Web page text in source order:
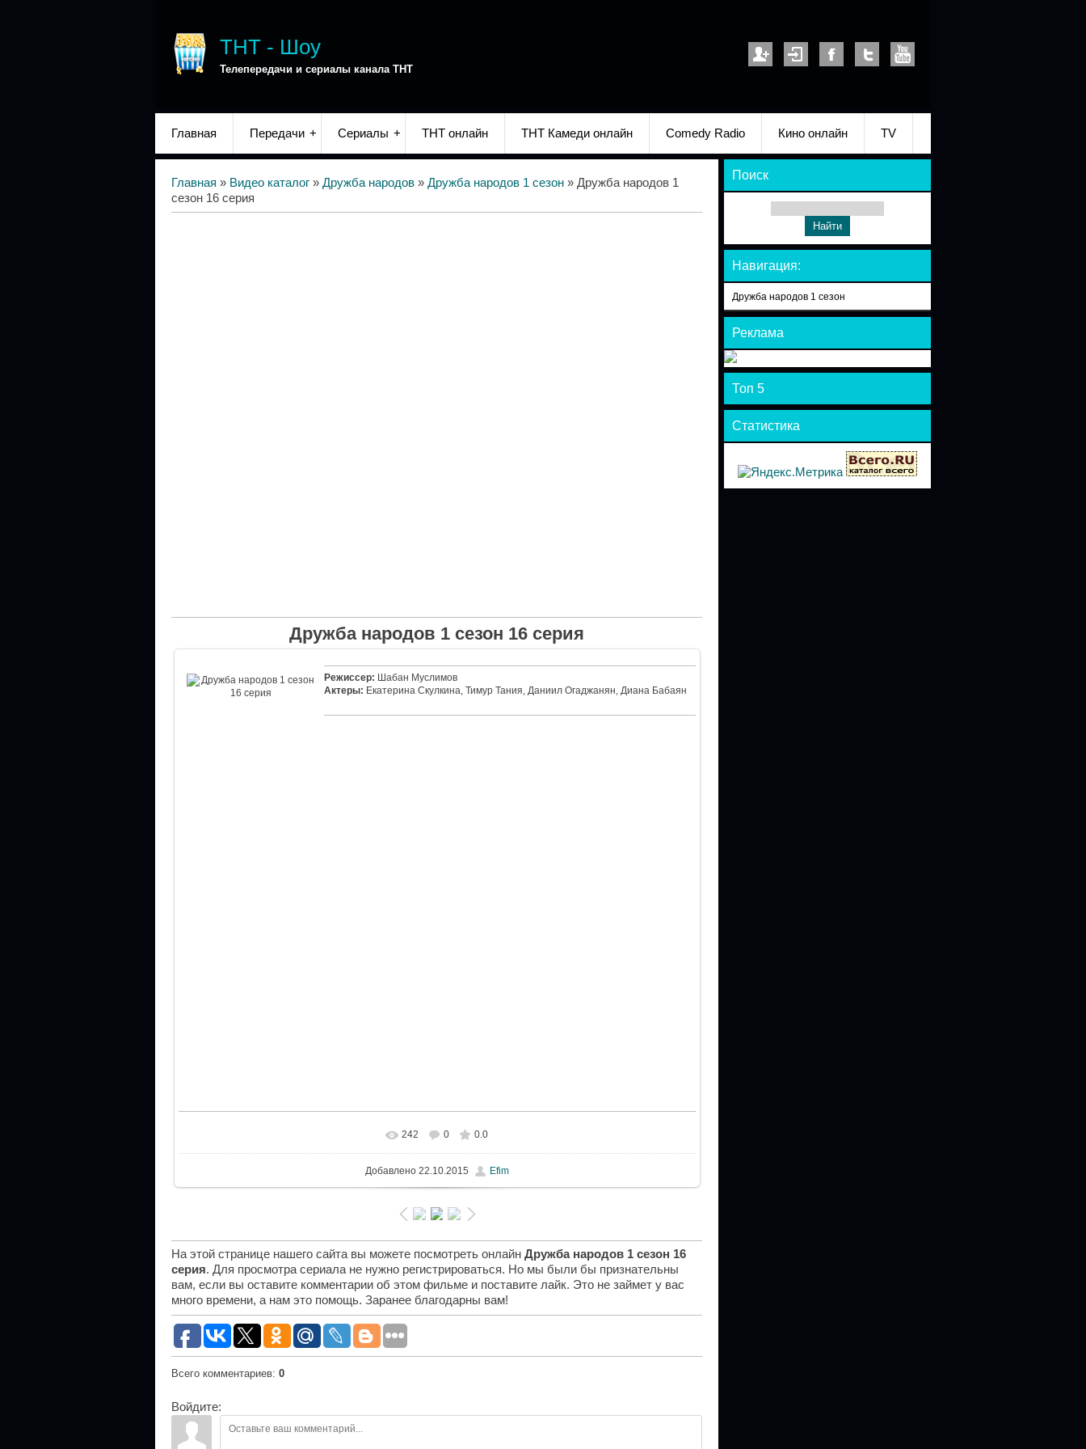
ТНТ - Шоу
Телепередачи и сериалы канала ТНТ
Главная Передачи Сериалы ТНТ онлайн ТНТ Камеди онлайн Comedy Radio Кино онлайн TV
Главная » Видео каталог » Дружба народов » Дружба народов 1 сезон » Дружба народов 1
сезон 16 серия
Дружба народов 1 сезон 16 серия
Режиссер: Шабан Муслимов
Актеры: Екатерина Скулкина, Тимур Тания, Даниил Огаджанян, Диана Бабаян
242 0 0.0
Добавлено22.10.2015 Efim
На этой странице нашего сайта вы можете посмотреть онлайн Дружба народов 1 сезон 16
серия. Для просмотра сериала не нужно регистрироваться. Но мы были бы признательны
вам, если вы оставите комментарии об этом фильме и поставите лайк. Это не займет у вас
много времени, а нам это помощь. Заранее благодарны вам!
Всего комментариев: 0
Войдите:
Поиск
Навигация:
Дружба народов 1 сезон
Реклама
Топ 5
Статистика